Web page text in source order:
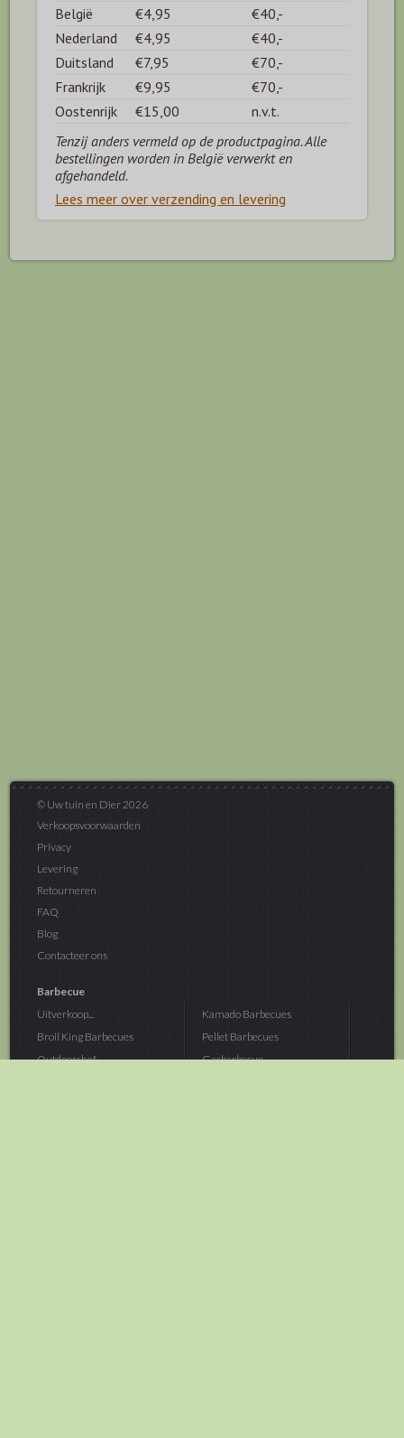
België
€4,95
€40,-
Nederland
€4,95
€40,-
Duitsland
€7,95
€70,-
Frankrijk
€9,95
€70,-
Oostenrijk
€15,00
n.v.t.
Tenzij anders vermeld op de productpagina. Alle
bestellingen worden in België verwerkt en
afgehandeld.
Lees meer over verzending en levering
© Uw tuin en Dier 2026
Verkoopsvoorwaarden
Privacy
Levering
Retourneren
FAQ
Blog
Contacteer ons
Barbecue
Uitverkoop...
Broil King Barbecues
Outdoorchef...
Kamado Barbecues
Pellet Barbecues
Gasbarbecue